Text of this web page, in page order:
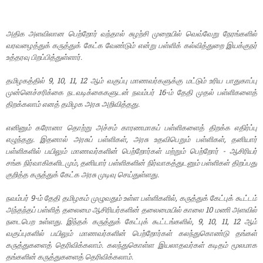
அதிக அளவிலான பெற்றோர் வந்தால் சுழற்சி முறையில் வெவ்வேறு நேரங்களில்
வரவழைத்துக் கருத்துக் கேட்க வேண்டும் என்று பள்ளிக் கல்வித்துறை இயக்குநர்
உத்தரவு பிறப்பித்துள்ளார்.
தமிழகத்தில் 9, 10, 11, 12 ஆம் வகுப்பு மாணவர்களுக்கு மட்டும் உரிய பாதுகாப்பு
முன்னெச்சரிக்கை நடவடிக்கைகளுடன் நவம்பர் 16-ம் தேதி முதல் பள்ளிகளைத்
திறக்கலாம் எனத் தமிழக அரசு அறிவித்தது.
எனினும் கரோனா தொற்று அச்சம் காரணமாகப் பள்ளிகளைத் திறக்க எதிர்ப்பு
எழுந்தது. இதனால் அரசுப் பள்ளிகள், அரசு உதவிபெறும் பள்ளிகள், தனியார்
பள்ளிகளில் பயிலும் மாணவர்களின் பெற்றோர்கள் மற்றும் பெற்றோர் - ஆசிரியர்
சங்க நிர்வாகிகளிடமும், தனியார் பள்ளிகளின் நிர்வாகத்துடனும் பள்ளிகள் திறப்பது
குறித்த கருத்துக் கேட்க அரசு முடிவு செய்துள்ளது.
நவம்பர் 9-ம் தேதி தமிழகம் முழுவதும் உள்ள பள்ளிகளில், கருத்துக் கேட்புக் கூட்டம்
அந்தந்தப் பள்ளித் தலைமை ஆசிரியர்களின் தலைமையில் காலை 10 மணி அளவில்
நடைபெற உள்ளது. இந்தக் கருத்துக் கேட்புக் கூட்டங்களில், 9, 10, 11, 12 ஆம்
வகுப்புகளில் பயிலும் மாணவர்களின் பெற்றோர்கள் கலந்துகொண்டு தங்கள்
கருத்துகளைத் தெரிவிக்கலாம். கலந்துகொள்ள இயலாதவர்கள் கடிதம் மூலமாக
தங்களின் கருத்துகளைத் தெரிவிக்கலாம்.